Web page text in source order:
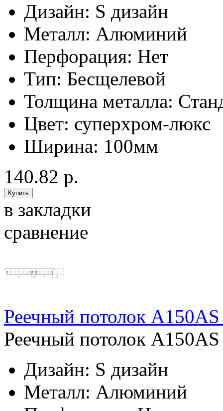
Дизайн: S дизайн
Металл: Алюминий
Перфорация: Нет
Тип: Бесщелевой
Толщина металла:
Цвет: суперхром-люкс
Ширина: 100мм
140.82 р.
в закладки
сравнение
Реечный потолок
Реечный потолок
Дизайн: S дизайн
Металл: Алюминий